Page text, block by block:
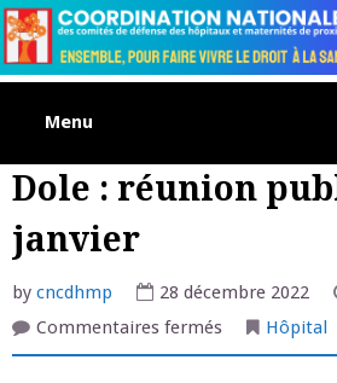
Skip
to
content
Menu
Dole : réunion
janvier
by cncdhmp 28 décembre 2022
Commentaires ferméssur
:
Hôpital